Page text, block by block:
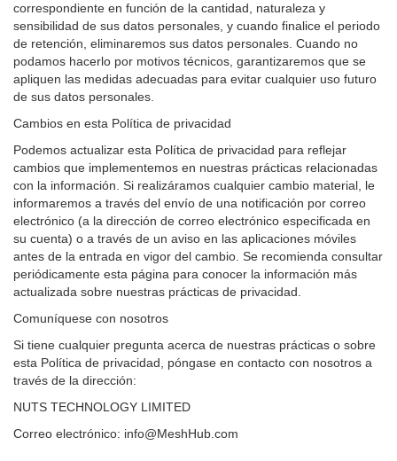
correspondiente en función de la cantidad, naturaleza y
sensibilidad de sus datos personales, y cuando finalice el periodo
de retención, eliminaremos sus datos personales. Cuando no
podamos hacerlo por motivos técnicos, garantizaremos que se
apliquen las medidas adecuadas para evitar cualquier uso futuro
de sus datos personales.
Cambios en esta Política de privacidad
Podemos actualizar esta Política de privacidad para reflejar
cambios que implementemos en nuestras prácticas relacionadas
con la información. Si realizáramos cualquier cambio material, le
informaremos a través del envío de una notificación por correo
electrónico (a la dirección de correo electrónico especificada en
su cuenta) o a través de un aviso en las aplicaciones móviles
antes de la entrada en vigor del cambio. Se recomienda consultar
periódicamente esta página para conocer la información más
actualizada sobre nuestras prácticas de privacidad.
Comuníquese con nosotros
Si tiene cualquier pregunta acerca de nuestras prácticas o sobre
esta Política de privacidad, póngase en contacto con nosotros a
través de la dirección:
NUTS TECHNOLOGY LIMITED
Correo electrónico: info@MeshHub.com